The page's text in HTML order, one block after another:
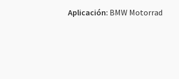
Aplicación: BMW Motorrad